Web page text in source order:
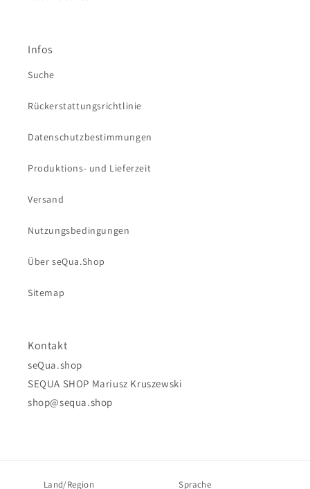
Infos
Suche
Rückerstattungsrichtlinie
Datenschutzbestimmungen
Produktions- und Lieferzeit
Versand
Nutzungsbedingungen
Über seQua.Shop
Sitemap
Kontakt
seQua.shop
SEQUA SHOP Mariusz Kruszewski
shop@sequa.shop
Land/Region Sprache